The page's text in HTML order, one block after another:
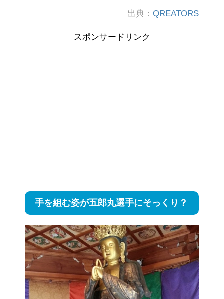
出典： QREATORS
スポンサードリンク
手を組む姿が五郎丸選手にそっくり？